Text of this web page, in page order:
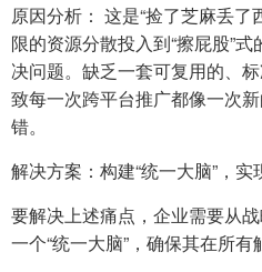
原因分析： 这是“捡了芝麻丢
限的资源分散投入到“擦屁股”
决问题。缺乏一套可复用的、
致每一次跨平台推广都像一次
错。
解决方案：构建“统一大脑”，
要解决上述痛点，企业需要从
一个“统一大脑”，确保其在所有